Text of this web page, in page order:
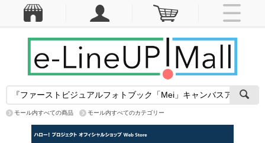
モール内すべての商品 モール内すべてのカテゴリー